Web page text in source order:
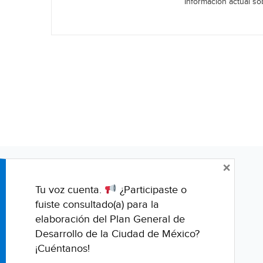
Tu voz cuenta.
¿Participaste o
fuiste consultado(a) para la
elaboración del Plan General de
Desarrollo de la Ciudad de México?
¡Cuéntanos!
×